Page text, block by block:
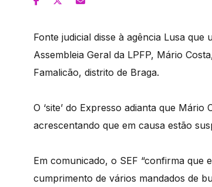
Fonte judicial disse à agência Lusa
Assembleia Geral da LPFP, Mário
Famalicão, distrito de Braga.
O ‘site’ do Expresso adianta que
acrescentando que em causa estão
Em comunicado, o SEF “confirma
cumprimento de vários mandados de